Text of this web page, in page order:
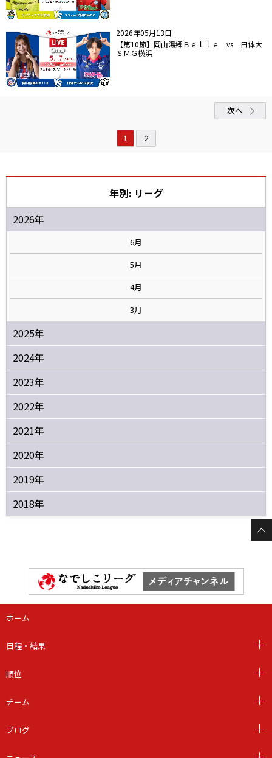
2026年05月13日
【第10節】岡山湯郷Ｂｅｌｌｅ vs 日体大
ＳＭＧ横浜
1 2
次へ
年別: リーグ
2026年
6月
5月
4月
3月
2025年
2024年
2023年
2022年
2021年
2020年
2019年
2018年
ホーム
日程・結果
順位
チーム
ブログ